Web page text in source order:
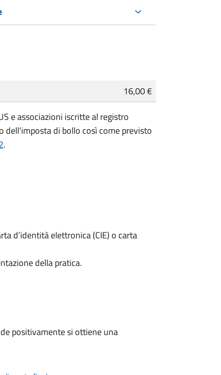
16,00 €
e associazioni iscritte al registro
dell'imposta di bollo così come previsto
.
d’identità elettronica (CIE) o carta
della pratica.
positivamente si ottiene una